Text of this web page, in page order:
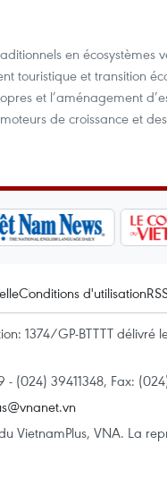
en écosystèmes
touristique et transition
et l’aménagement
de croissance et
Conditions d'utilisation
1374/GP-BTTTT
- (024) 39411348, Fax:
VietnamPlus, VNA. La